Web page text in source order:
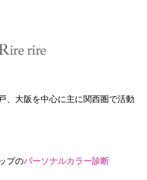
、大阪を中心に主に関西圏で活動
プのパーソナルカラー診断